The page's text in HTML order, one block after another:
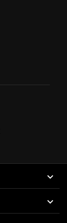

